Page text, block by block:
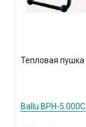
Тепловая пушка
Ballu BPH-5.000C